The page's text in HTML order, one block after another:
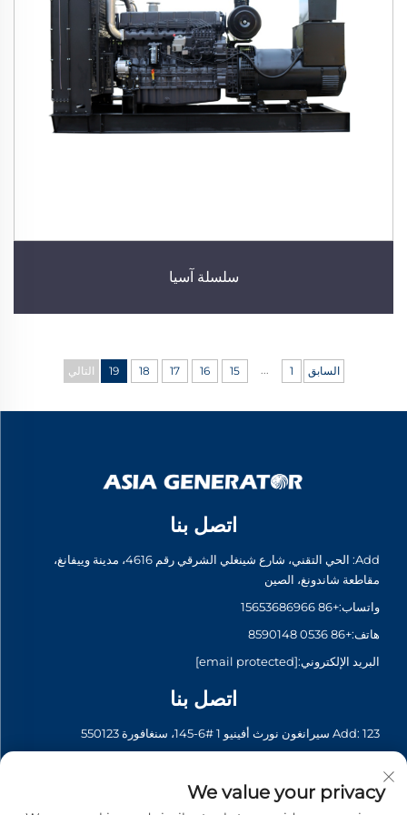
سلسلة آسيا
السابق 1
15
16
17
18
19 التالي
اتصل بنا
Add: الحي التقني، شارع شينغلي الشرقي رقم 4616، مدينة وييفانغ،
مقاطعة شاندونغ، الصين
واتساب:+86 15653686966
هاتف:+86 0536 8590148
البريد الإلكتروني:[email protected]
اتصل بنا
Add: 123 سيرانغون نورث أفينيو 1 #6-145، سنغافورة 550123
هاتف:+65 6935 2033
We value your privacy